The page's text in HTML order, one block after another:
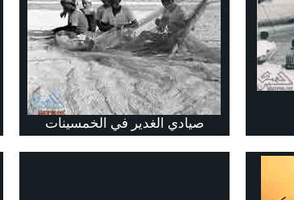
صيادي الغدير في الخمسينات